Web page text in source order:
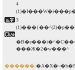
4
3
���Ж�2�w���^
������: